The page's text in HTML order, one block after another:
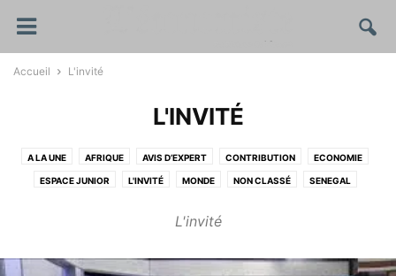
Accueil L'invité
L'INVITÉ
A LA UNE AFRIQUE AVIS D’EXPERT CONTRIBUTION ECONOMIE
ESPACE JUNIOR L'INVITÉ MONDE NON CLASSÉ SENEGAL
L'invité